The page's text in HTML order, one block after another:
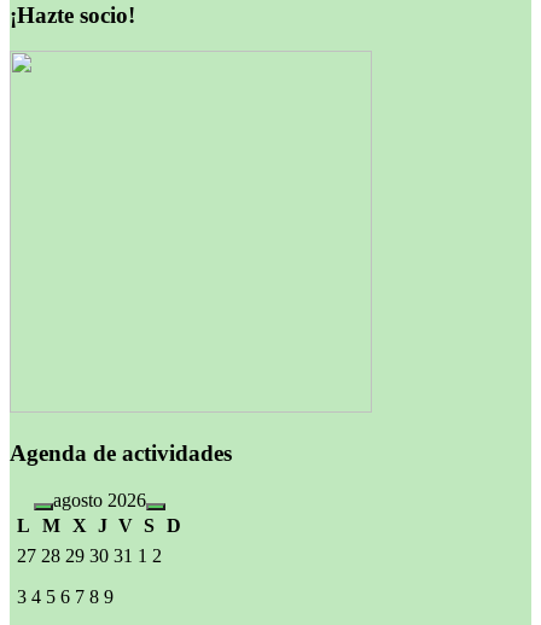
¡Hazte socio!
Agenda de actividades
agosto 2026
L
M X J V S D
27 28 29 30 31 1 2
3 4 5 6 7 8 9